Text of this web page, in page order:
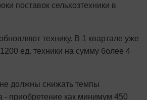
поставок сельхозтехники в
технику. В 1 квартале уже
ед. техники на сумму более 4
должны снижать темпы
- приобретение как минимум 450